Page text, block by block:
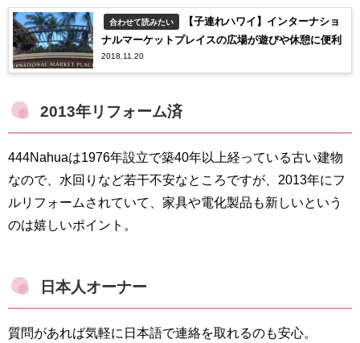
合わせて読みたい
【子連れハワイ】インターナショ
ナルマーケットプレイスの広場が遊びや休憩に便利
2018.11.20
2013年リフォーム済
444Nahuaは1976年設立で築40年以上経っている古い建物
なので、水回りなど若干不安なところですが、2013年にフ
ルリフォームされていて、家具や電化製品も新しいという
のは嬉しいポイント。
日本人オーナー
質問があれば気軽に日本語で連絡を取れるのも安心。